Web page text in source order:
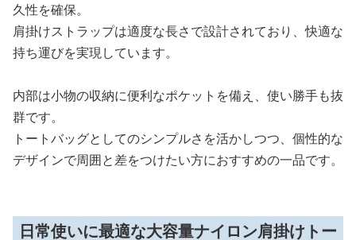
久性を確保。
肩掛けストラップは適度な長さで設計されており、快適な
持ち運びを実現しています。
内部は小物の収納に便利なポケットを備え、使い勝手も抜
群です。
トートバッグとしてのシンプルさを活かしつつ、個性的な
デザインで周囲と差をつけたい方におすすめの一品です。
日常使いに最適な大容量ナイロン肩掛けトー